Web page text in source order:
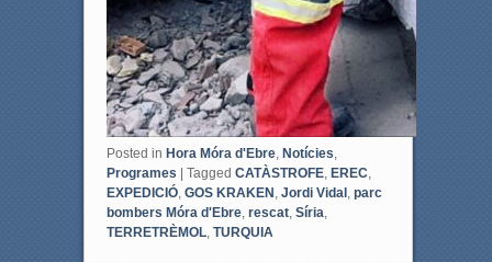
Posted in Hora Móra d'Ebre, Notícies
Programes | Tagged CATÀSTROFE, EREC
EXPEDICIÓ, GOS KRAKEN Jordi Vidal, parc
bombers Móra d'Ebre, rescat, Síria
TERRETRÈMOL, TURQUIA